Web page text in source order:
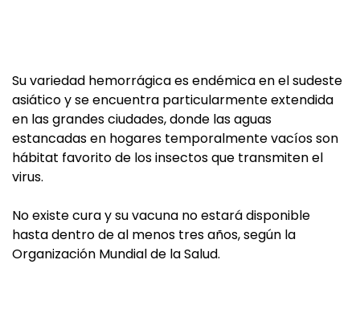
Su variedad hemorrágica es endémica en el sudeste
asiático y se encuentra particularmente extendida
en las grandes ciudades, donde las aguas
estancadas en hogares temporalmente vacíos son
hábitat favorito de los insectos que transmiten el
virus.
No existe cura y su vacuna no estará disponible
hasta dentro de al menos tres años, según la
Organización Mundial de la Salud.